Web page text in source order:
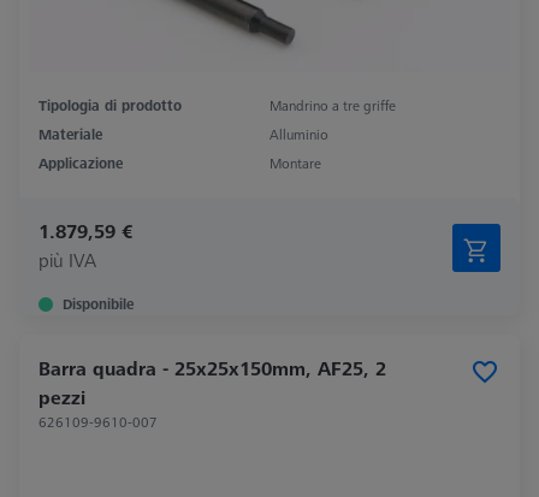
Tipologia di prodotto
Mandrino a tre griffe
Materiale
Alluminio
Applicazione
Montare
1.879,59 €
più IVA
Disponibile
Barra quadra - 25x25x150mm, AF25, 2
pezzi
626109-9610-007